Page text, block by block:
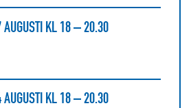
AUGUSTI KL 18 – 20.30
AUGUSTI KL 18 – 20.30